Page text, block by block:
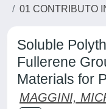
01 CONTRIBUTO
Soluble
Fullerene
Materials for
MAGGINI,